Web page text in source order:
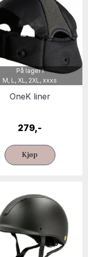
På lager i
M, L, XL, 2XL, xxxs
OneK liner
279,-
Kjøp